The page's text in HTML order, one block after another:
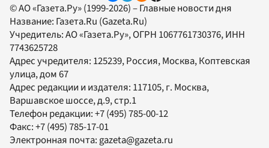
© АО «Газета.Ру» (1999-2026) – Главные новости дня
Название: Газета.Ru (Gazeta.Ru)
Учредитель:АО «Газета.Ру», ОГРН 1067761730376, ИНН
7743625728
Адрес учредителя: 125239, Россия, Москва, Коптевская
улица, дом 67
Адрес редакции и издателя: 117105, г. Москва,
Варшавское шоссе, д.9, стр.1
Телефон редакции:+7 (495) 785-00-12
Факс:+7 (495) 785-17-01
Электронная почта: gazeta@gazeta.ru